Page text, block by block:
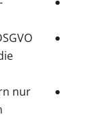
nur